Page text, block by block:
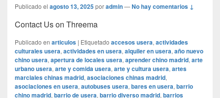
Publicado el agosto 13, 2025poradmin—No hay comentarios ↓
Contact Us on Threema
Publicado en articulos | Etiquetado accesos usera, actividades
culturales usera, actividades en usera, alquiler en usera, año nuevo
chino usera, apertura de locales usera, aprender chino madrid, arte
urbano usera, arte y comida usera, arte y cultura usera, artes
marciales chinas madrid, asociaciones chinas madrid,
asociaciones en usera, autobuses usera, bares en usera, barrio
chino madrid, barrio de usera, barrio diverso madrid, barrios